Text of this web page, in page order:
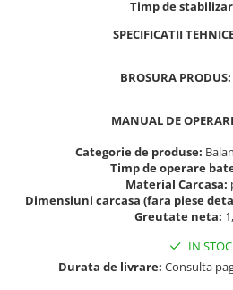
Dinamometre de mana
Masurare dimensiuni corporale
Sisteme de cantarire Industry 4.0
Cutii din aluminiu
Cutii din plastic
Timp de
SPECIFICATII
BROSURA PRODUS:
MANUAL DE
Categorie de produse:
Timp de operare
Material Carcasa:
Dimensiuni carcasa (fara piese
Greutate neta:
IN STOC
Durata de livrare: Consulta